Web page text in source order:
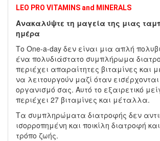
LEO PRO VITAMINS and MINERALS
Ανακαλύψτε τη μαγεία της μιας
ημέρα
Το One-a-day δεν είναι μια απλή
ένα πολυδιάστατο συμπλήρωμα
περιέχει απαραίτητες βιταμίνες και
να λειτουργούν μαζί όταν
οργανισμό σας. Αυτό το εξαιρετικό
περιέχει 27 βιταμίνες και μέταλλα.
Τα συμπληρώματα διατροφής δεν
ισορροπημένη και ποικίλη διατροφή
τρόπο ζωής.